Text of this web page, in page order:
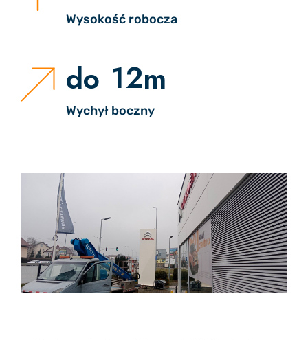
Wysokość robocza
do 12m
Wychył boczny